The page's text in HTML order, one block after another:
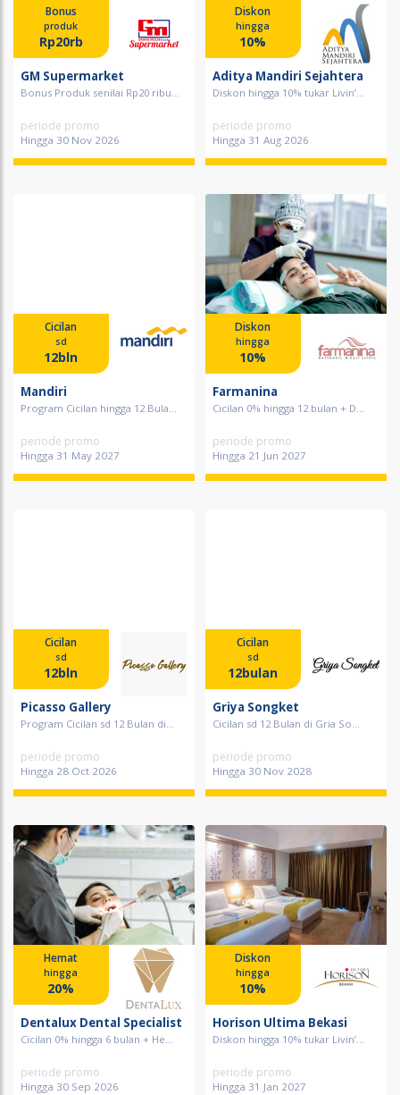
Bonus
produk
Rp20rb
GM Supermarket
Bonus Produk senilai Rp20 ribu...
periode promo
Hingga 30 Nov 2026
Diskon
hingga
10%
Aditya Mandiri Sejahtera
Diskon hingga 10% tukar Livin’...
periode promo
Hingga 31 Aug 2026
Cicilan
sd
12bln
Mandiri
Program Cicilan hingga 12 Bula...
periode promo
Hingga 31 May 2027
Diskon
hingga
10%
Farmanina
Cicilan 0% hingga 12 bulan + D...
periode promo
Hingga 21 Jun 2027
Cicilan
sd
12bln
Picasso Gallery
Program Cicilan sd 12 Bulan di...
periode promo
Hingga 28 Oct 2026
Cicilan
sd
12bulan
Griya Songket
Cicilan sd 12 Bulan di Gria So...
periode promo
Hingga 30 Nov 2028
Hemat
hingga
20%
Dentalux Dental Specialist
Cicilan 0% hingga 6 bulan + He...
periode promo
Hingga 30 Sep 2026
Diskon
hingga
10%
Horison Ultima Bekasi
Diskon hingga 10% tukar Livin’...
periode promo
Hingga 31 Jan 2027